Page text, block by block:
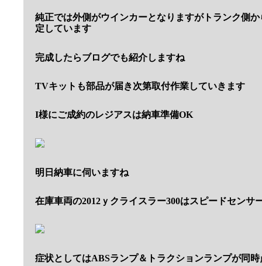
純正では外側がウインカーとなりますがトランク側
定しています
完成したらブログでも紹介しますね
TVキットも部品が届き次第取付作業していきます
I様にご成約のレジアスは納車準備OK
明日納車に伺いますね
在庫車両の2012ｙクライスラー300はスピードセンサ
症状としてはABSランプ＆トラクションランプが同時